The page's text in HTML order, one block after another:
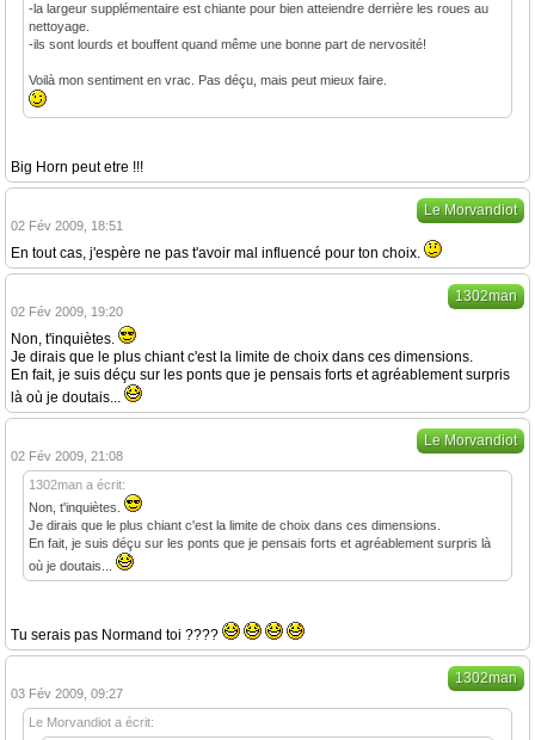
-la largeur supplémentaire est chiante pour bien atteiendre derrière les roues au
nettoyage.
-ils sont lourds et bouffent quand même une bonne part de nervosité!
Voilà mon sentiment en vrac. Pas déçu, mais peut mieux faire.
Big Horn peut etre !!!
Le Morvandiot
02 Fév 2009, 18:51
En tout cas, j'espère ne pas t'avoir mal influencé pour ton choix.
1302man
02 Fév 2009, 19:20
Non, t'inquiètes.
Je dirais que le plus chiant c'est la limite de choix dans ces dimensions.
En fait, je suis déçu sur les ponts que je pensais forts et agréablement surpris
là où je doutais...
Le Morvandiot
02 Fév 2009, 21:08
1302man a écrit:
Non, t'inquiètes.
Je dirais que le plus chiant c'est la limite de choix dans ces dimensions.
En fait, je suis déçu sur les ponts que je pensais forts et agréablement surpris là
où je doutais...
Tu serais pas Normand toi ????
1302man
03 Fév 2009, 09:27
Le Morvandiot a écrit: